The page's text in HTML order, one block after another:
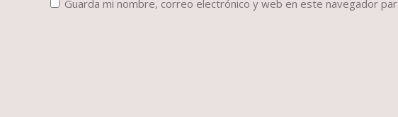
Guarda mi nombre, correo electrónico y web en este navegador